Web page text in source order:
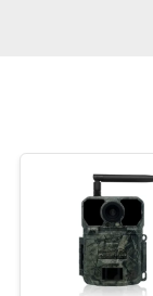
साइटमैप
गोपनीयता